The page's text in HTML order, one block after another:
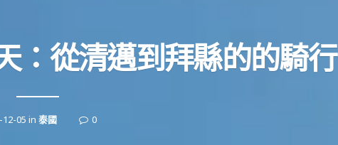
：從清邁到拜縣的的騎行
12-05 in 泰國 0